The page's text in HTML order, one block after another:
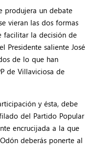
produjera un debate
vieran las dos formas
facilitar la decisión de
Presidente saliente José
de lo que han
de Villaviciosa de
y ésta, debe
del Partido Popular
encrucijada a la que
deberás ponerte al